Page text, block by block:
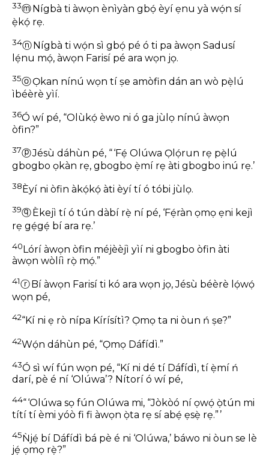
33ⓜ Nígbà ti àwọn ènìyàn gbọ́ èyí ẹnu yà wọ́n sí
ẹ̀kọ́ rẹ.
34ⓝNígbà ti wọ́n sì gbọ́ pé ó ti pa àwọn Sadusí
lẹ́nu mọ́, àwọn Farisí pé ara wọn jọ.
35ⓞỌ̀kan nínú wọn tí ṣe amòfin dán an wò pẹ̀lú
ìbéèrè yìí.
36Ó wí pé, “Olùkọ́ èwo ni ó ga jùlọ nínú àwọn
òfin?”
37ⓟJésù dáhùn pé, “ ‘Fẹ́ Olúwa Ọlọ́run rẹ pẹ̀lú
gbogbo ọkàn rẹ, gbogbo ẹ̀mí rẹ àti gbogbo inú rẹ.’
38 Èyí ni òfin àkọ́kọ́ àti èyí tí ó tóbi jùlọ.
39ⓠ Èkejì tí ó tún dàbí rẹ̀ ní pé, ‘Fẹ́ràn ọmọ ẹni kejì
rẹ gẹ́gẹ́ bí ara rẹ.’
40Lórí àwọn òfin méjèèjì yìí ni gbogbo òfin àti
àwọn wòlíì rọ̀ mọ́.”
41ⓡ Bí àwọn Farisí ti kó ara wọn jọ, Jésù béèrè lọ́wọ́
wọn pé,
42“Kí ni ẹ rò nípa Kírísítì? Ọmọ ta ni òun ń ṣe?”
42Wọ́n dáhùn pé, “Ọmọ Dáfídì.”
43Ó sì wí fún wọn pé, “Kí ni dé tí Dáfídì, tí ẹ̀mí ń
darí, pè é ní ‘Olúwa’? Nítorí ó wí pé,
44“ ‘Olúwa sọ fún Olúwa mi, “Jòkòó ní ọwọ́ ọ̀tún mi
títí tí èmi yóò fi fi àwọn ọ̀ta rẹ sí abẹ́ ẹsẹ̀ rẹ.” ’
45Ǹjẹ́ bí Dáfídì bá pè é ni ‘Olúwa,’ báwo ni òun se lè
jẹ́ ọmọ rẹ̀?”